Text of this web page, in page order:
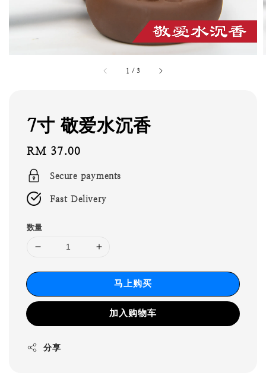
1 /3
7寸 敬爱水沉香
Regular
price
RM 37.00
Secure payments
Fast Delivery
数量
马上购买
加入购物车
分享